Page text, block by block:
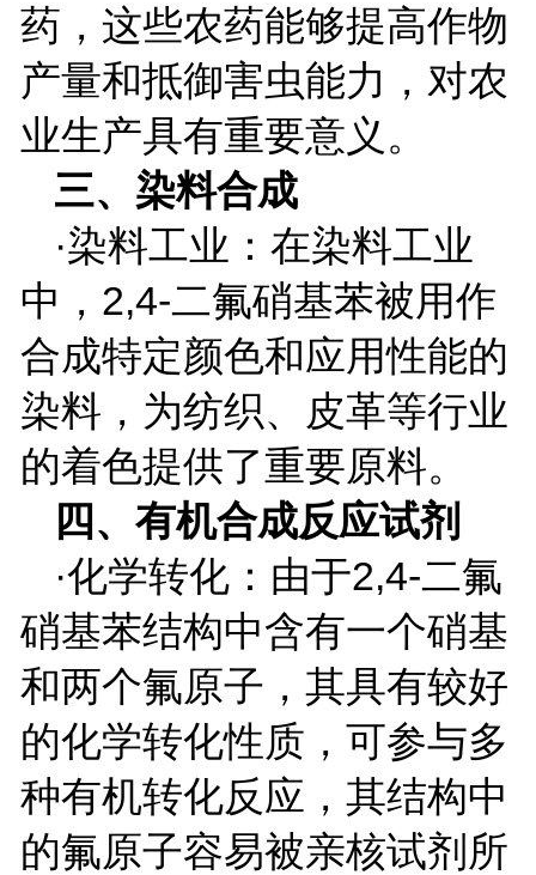
药，这些农药能够提高作物
产量和抵御害虫能力，对农
业生产具有重要意义。
三、染料合成
·染料工业：在染料工业
中， 2,4-二氟硝基苯被用作
合成特定颜色和应用性能的
染料，为纺织、皮革等行业
的着色提供了重要原料。
四、有机合成反应试剂
·化学转化：由于2,4-二氟
硝基苯结构中含有一个硝基
和两个氟原子，其具有较好
的化学转化性质，可参与多
种有机转化反应，其结构中
的氟原子容易被亲核试剂所